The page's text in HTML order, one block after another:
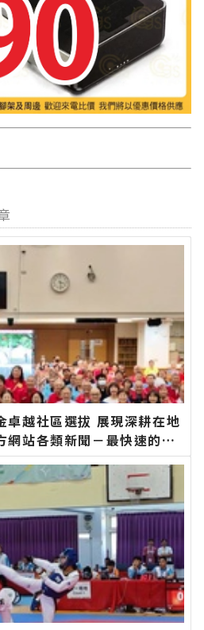
卓越社區選拔 展現深耕在地
站各類新聞－最快速的今
資訊！